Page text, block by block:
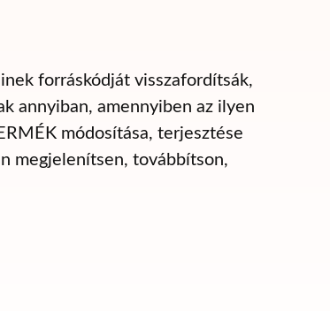
forráskódját visszafordítsák,
annyiban, amennyiben az ilyen
módosítása, terjesztése
megjelenítsen, továbbítson,